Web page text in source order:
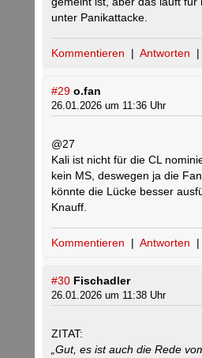
unter Panikattacke.
Kommentieren | Antworten |
#29 o.fan
26.01.2026 um 11:36 Uhr
@27
Kali ist nicht für die CL
kein MS, deswegen ja die
könnte die Lücke besser
Knauff.
Kommentieren | Antworten |
#30 Fischadler
26.01.2026 um 11:38 Uhr
ZITAT:
„Gut, es ist auch die Rede